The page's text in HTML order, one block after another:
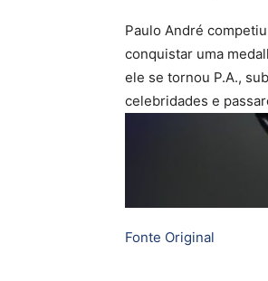
Paulo André
conquistar uma
ele se tornou P.A.,
celebridades e
Fonte Original